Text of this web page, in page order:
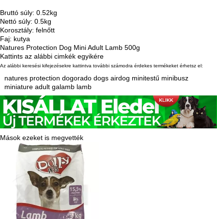
Bruttó súly: 0.52kg
Nettó súly: 0.5kg
Korosztály: felnőtt
Faj: kutya
Natures Protection Dog Mini Adult Lamb 500g
Kattints az alábbi cimkék egyikére
Az alábbi keresési kifejezésekre kattintva további számodra érdekes termékeket érhetsz el:
natures protection dogorado dogs airdog minitestű minibusz
miniature adult galamb lamb
Mások ezeket is megvették